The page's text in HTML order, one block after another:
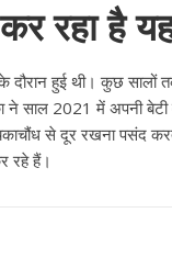
रहा है
के दौरान हुई थी। कुछ
ने साल 2021 में अपनी
चकाचौंध से दूर रखना
रहे हैं।